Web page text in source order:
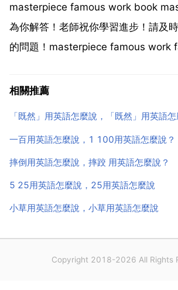
masterpiece famous work book
為你解答！老師祝你學習進步！請及
的問題！masterpiece famous work
問 祝你學習進步，更上一層樓...
相關推薦
「既然」用英語怎麼說，「既然」用英語怎
一百用英語怎麼說，1 100用英語怎麼說？
摔倒用英語怎麼說，摔跤 用英語怎麼說？
5 25用英語怎麼說，25用英語怎麼說
小草用英語怎麼說，小草用英語怎麼說
Copyright 2018-2026 All Rights